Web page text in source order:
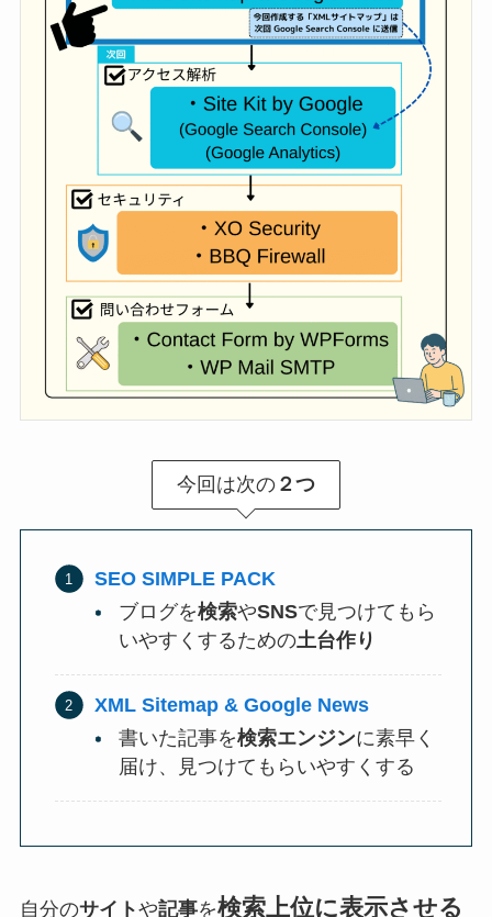
今回は次の ２つ
SEO SIMPLE PACK
ブログを検索やSNSで見つけてもら
いやすくするための土台作り
XML Sitemap & Google News
書いた記事を検索エンジンに素早く
届け、見つけてもらいやすくする
自分のサイトや記事を検索上位に表示させる